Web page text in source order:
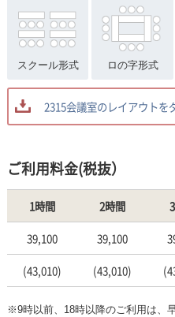
スクール形式 ロの字形式
2315会議室のレイアウトを
ご利用料金(税抜）
1時間 2時間
39,100 39,100
(43,010) (43,010)
※9時以前、18時以降のご利用は、